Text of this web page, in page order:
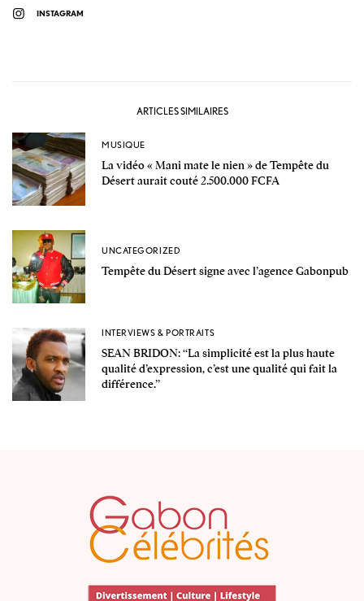
INSTAGRAM
ARTICLES SIMILAIRES
MUSIQUE
La vidéo « Mani mate le nien » de Tempête du
Désert aurait couté 2.500.000 FCFA
UNCATEGORIZED
Tempête du Désert signe avec l’agence Gabonpub
INTERVIEWS & PORTRAITS
SEAN BRIDON: ‘‘La simplicité est la plus haute
qualité d’expression, c’est une qualité qui fait la
différence.’’